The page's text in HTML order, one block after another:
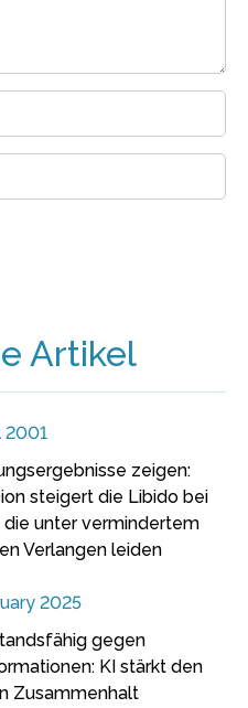
Artikel
2001
zeigen:
steigert die Libido bei
die unter vermindertem
Verlangen leiden
2025
gegen
KI stärkt den
Zusammenhalt